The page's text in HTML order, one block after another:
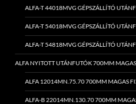
ALFA-T 44018MVG GÉPSZÁLLÍTÓ
ALFA-T 54018MVG GÉPSZÁLLÍTÓ
ALFA-T 54818MVG GÉPSZÁLLÍTÓ
ALFA NYITOTT UTÁNFUTÓK 700MM
ALFA 12014MN.75.70 700MM MAGAS
ALFA-B 22014MN.130.70 700MM